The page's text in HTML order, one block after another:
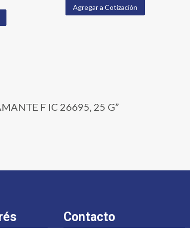
Agregar a Cotización
F IC 26695, 25 G”
Contacto